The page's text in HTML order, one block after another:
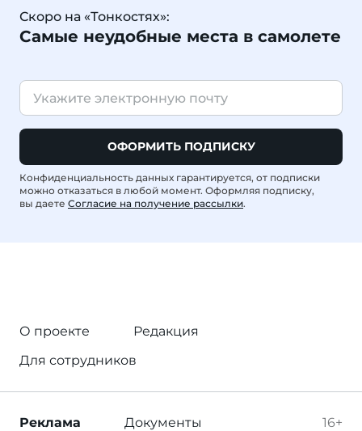
Скоро на «Тонкостях»:
Самые неудобные места в самолете
ОФОРМИТЬ ПОДПИСКУ
Конфиденциальность данных гарантируется, от подписки
можно отказаться в любой момент. Оформляя подписку,
вы даете Согласие на получение рассылки.
О проекте
Редакция
Для сотрудников
16+
Реклама Документы